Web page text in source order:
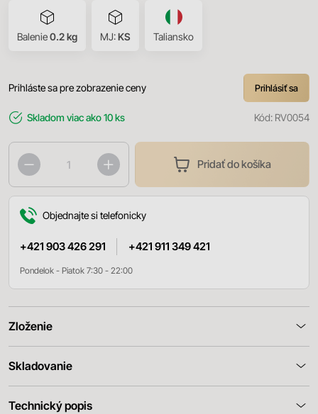
Balenie0.2 kg MJ:KS Taliansko
Prihláste sa pre zobrazenie ceny Prihlásiť sa
Skladom viac ako 10 ks Kód: RV0054
Pridať do košíka
Objednajte si telefonicky
+421 903 426 291 +421 911 349 421
Pondelok - Piatok 7:30 - 22:00
Zloženie
Skladovanie
Technický popis